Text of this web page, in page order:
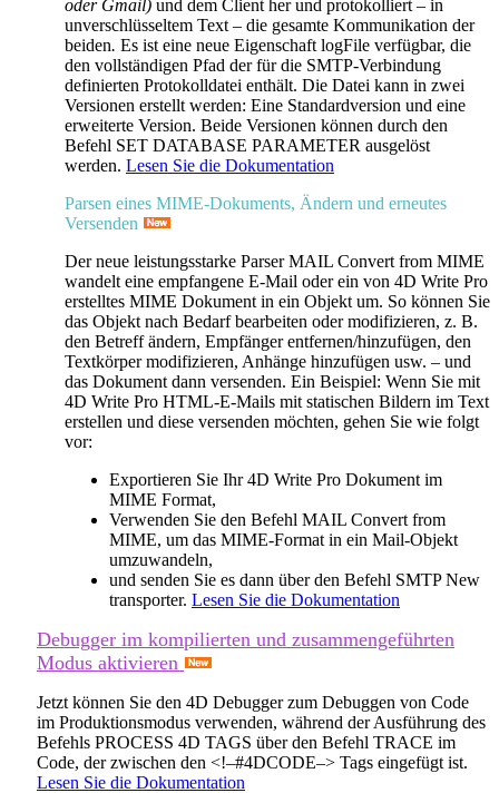
oder Gmail) und dem Client her und protokolliert – in
unverschlüsseltem Text – die gesamte Kommunikation der
beiden. Es ist eine neue Eigenschaft logFile verfügbar, die
den vollständigen Pfad der für die SMTP-Verbindung
definierten Protokolldatei enthält. Die Datei kann in zwei
Versionen erstellt werden: Eine Standardversion und eine
erweiterte Version. Beide Versionen können durch den
Befehl SET DATABASE PARAMETER ausgelöst
werden. Lesen Sie die Dokumentation
Parsen eines MIME-Dokuments, Ändern und erneutes
Versenden
Der neue leistungsstarke ParserMAIL Convert from MIME
wandelt eine empfangene E-Mail oder ein von 4D Write Pro
erstelltes MIME Dokument in ein Objekt um. So können Sie
das Objekt nach Bedarf bearbeiten oder modifizieren, z. B.
den Betreff ändern, Empfänger entfernen/hinzufügen, den
Textkörper modifizieren, Anhänge hinzufügen usw. – und
das Dokument dann versenden. Ein Beispiel: Wenn Sie mit
4D Write Pro HTML-E-Mails mit statischen Bildern im Text
erstellen und diese versenden möchten, gehen Sie wie folgt
vor:
Exportieren Sie Ihr 4D Write Pro Dokument im
MIME Format,
Verwenden Sie den Befehl MAIL Convert from
MIME, um das MIME-Format in ein Mail-Objekt
umzuwandeln,
und senden Sie es dann über den Befehl SMTP New
transporter. Lesen Sie die Dokumentation
Debugger im kompilierten und zusammengeführten
Modus aktivieren
Jetzt können Sie den 4D Debugger zum Debuggen von Code
im Produktionsmodus verwenden, während der Ausführung des
Befehls PROCESS 4D TAGS über den Befehl TRACE im
Code, der zwischen den <!–#4DCODE–> Tags eingefügt ist.
Lesen Sie die Dokumentation